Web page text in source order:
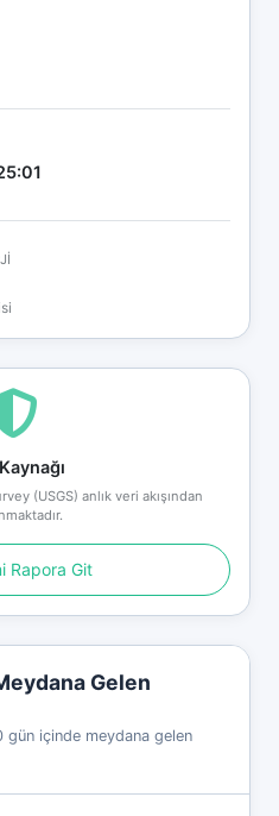
(USGS) anlık veri akışından
Rapora Git
Gelen
gün içinde meydana gelen